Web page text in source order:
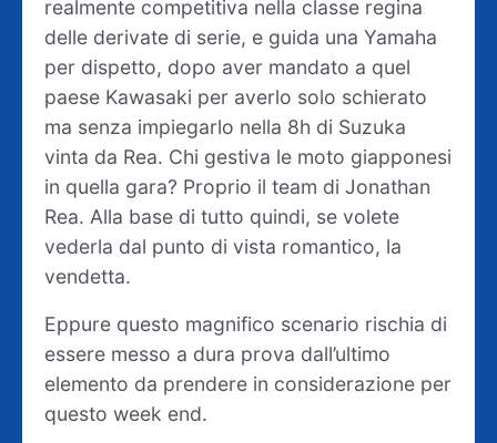
realmente competitiva nella classe regina
delle derivate di serie, e guida una Yamaha
per dispetto, dopo aver mandato a quel
paese Kawasaki per averlo solo schierato
ma senza impiegarlo nella 8h di Suzuka
vinta da Rea. Chi gestiva le moto giapponesi
in quella gara? Proprio il team di Jonathan
Rea. Alla base di tutto quindi, se volete
vederla dal punto di vista romantico, la
vendetta.
Eppure questo magnifico scenario rischia di
essere messo a dura prova dall’ultimo
elemento da prendere in considerazione per
questo week end.